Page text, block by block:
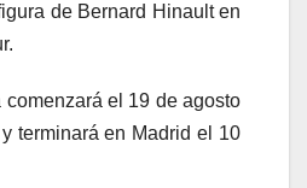
de Bernard Hinault en
comenzará el 19 de agosto
terminará en Madrid el 10